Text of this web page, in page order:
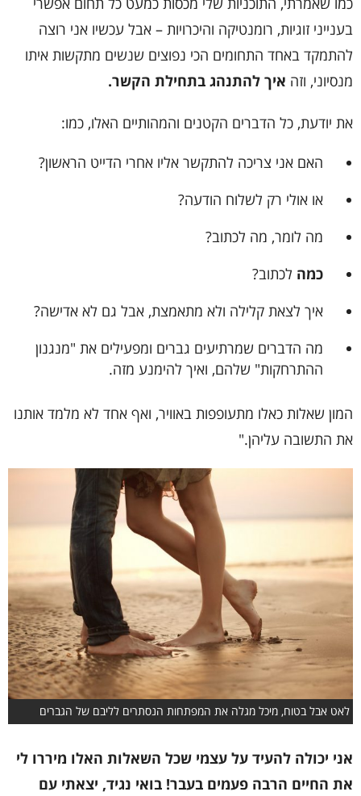
בענייני זוגיות, רומנטיקה והיכרויות – אבל עכשיו אני רוצה
להתמקד באחד התחומים הכי נפוצים שנשים מתקשות איתו
מנסיוני, וזה איך להתנהג בתחילת הקשר.
את יודעת, כל הדברים הקטנים והמהותיים האלו, כמו:
האם אני צריכה להתקשר אליו אחרי הדייט הראשון?
או אולי רק לשלוח הודעה?
מה לומר, מה לכתוב?
כמה לכתוב?
איך לצאת קלילה ולא מתאמצת, אבל גם לא אדישה?
מה הדברים שמרתיעים גברים ומפעילים את "מנגנון
ההתרחקות" שלהם, ואיך להימנע מזה.
המון שאלות כאלו מתעופפות באוויר, ואף אחד לא מלמד אותנו
את התשובה עליהן."
לאט אבל בטוח, מיכל מגלה את המפתחות הנסתרים לליבם של הגברים
אני יכולה להעיד על עצמי שכל השאלות האלו מיררו לי
את החיים הרבה פעמים בעבר! בואי נגיד, יצאתי עם